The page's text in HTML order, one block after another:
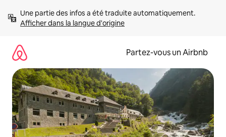
directement
Afficher dans la langue d'origine
Partez-vous un Airbnb